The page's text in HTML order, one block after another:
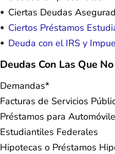
Ciertas Deudas
Ciertos Préstamos
Deuda con el IRS y
Deudas Con Las Que
Demandas*
Facturas de Servicios
Préstamos para
Estudiantiles Federales
Hipotecas o Préstamos